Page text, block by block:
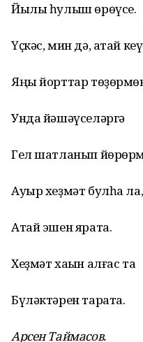
Йылы һулыш өрөүсе.
Үҫкәс, мин дә, атай
Яңы йорттар
Унда йәшәүселәргә
Гел шатланып
Ауыр хеҙмәт булһа ла,
Атай эшен ярата.
Хеҙмәт хаҡын алғас та
Бүләктәрен тарата.
Арсен Таймасов.